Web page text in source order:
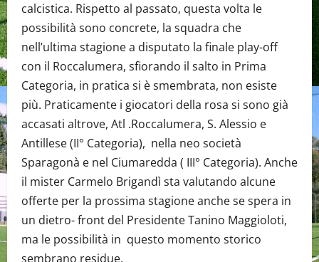
calcistica. Rispetto al passato, questa volta le
possibilità sono concrete, la squadra che
nell’ultima stagione a disputato la finale play-off
con il Roccalumera, sfiorando il salto in Prima
Categoria, in pratica si è smembrata, non esiste
più. Praticamente i giocatori della rosa si sono già
accasati altrove, Atl .Roccalumera, S. Alessio e
Antillese (II° Categoria), nella neo società
Sparagonà e nel Ciumaredda ( III° Categoria). Anche
il mister Carmelo Brigandì sta valutando alcune
offerte per la prossima stagione anche se spera in
un dietro- front del Presidente Tanino Maggioloti,
ma le possibilità in questo momento storico
sembrano residue.